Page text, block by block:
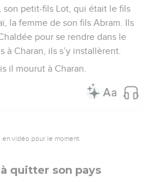
son petit-fils Lot, qui était le fils
la femme de son fils Abram. Ils
pour se rendre dans le
à Charan, ils s’y installèrent.
il mourut à Charan.
vidéo pour le moment.
quitter son pays